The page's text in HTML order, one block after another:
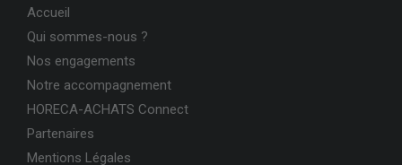
ZOOM SUR ALP’VIANDES : PARTENAIRE D’HORECA-ACHATS
Accueil
Qui sommes-nous ?
Nos engagements
Notre accompagnement
HORECA-ACHATS Connect
Partenaires
Mentions Légales